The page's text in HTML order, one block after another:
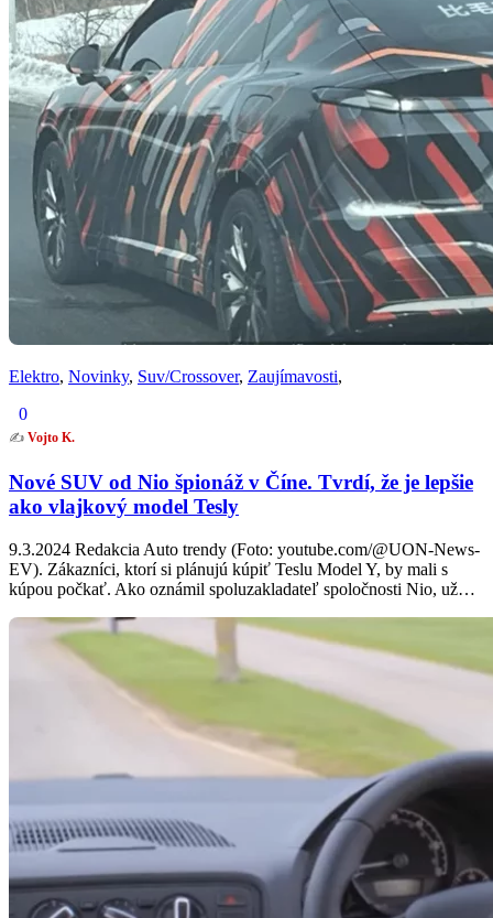
Elektro, Novinky, Suv/Crossover, Zaujímavosti,
0
✍️ Vojto K.
Nové SUV od Nio špionáž v Číne. Tvrdí, že je lepšie
ako vlajkový model Tesly
9.3.2024 Redakcia Auto trendy (Foto: youtube.com/@UON-News-
EV). Zákazníci, ktorí si plánujú kúpiť Teslu Model Y, by mali s
kúpou počkať. Ako oznámil spoluzakladateľ spoločnosti Nio, už…